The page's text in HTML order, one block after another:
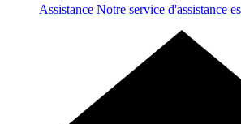
Assistance Notre service d'assistance